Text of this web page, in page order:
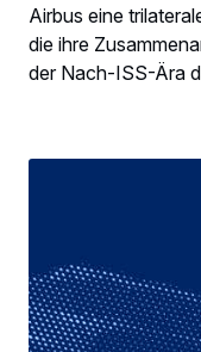
Airbus eine
die ihre
der Nach-ISS-Ära